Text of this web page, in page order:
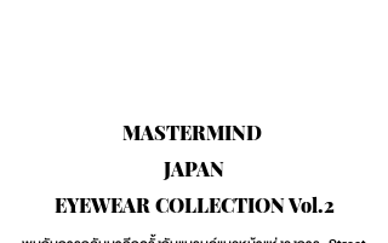
MASTERMIND
JAPAN
EYEWEAR COLLECTION Vol.2